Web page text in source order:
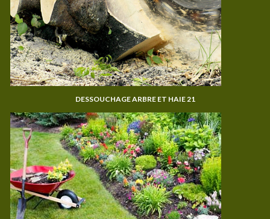
DESSOUCHAGE ARBRE ET HAIE 21